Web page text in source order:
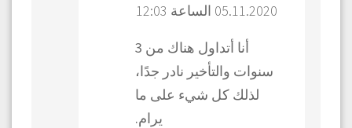
05.11.2020 الساعة 12:03
أنا أتداول هناك من 3
سنوات والتأخير نادر جدًا،
لذلك كل شيء على ما
يرام.